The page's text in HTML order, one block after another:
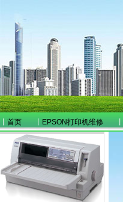
首页 EPSON打印机维修